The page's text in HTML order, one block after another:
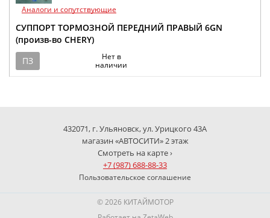
Аналоги и сопутствующие
СУППОРТ ТОРМОЗНОЙ ПЕРЕДНИЙ ПРАВЫЙ 6GN
(произв-во CHERY)
ПЗ
Нет в
наличии
432071, г. Ульяновск, ул. Урицкого 43А
магазин «АВТОСИТИ» 2 этаж
Смотреть на карте ›
+7 (987) 688-88-33
Пользовательское соглашение
© 2026 КИТАЙМОТОР